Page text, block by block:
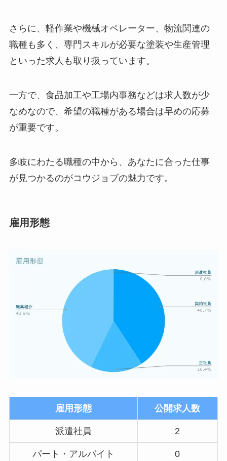
さらに、軽作業や機械オペレーター、物流関連の
職種も多く、専門スキルが必要な塗装や生産管理
といった求人も取り扱っています。
一方で、食品加工や工場内事務などは求人数が少
なめなので、希望の職種がある場合は早めの応募
が重要です。
多岐にわたる職種の中から、あなたに合った仕事
が見つかるのがコウジョブの魅力です。
雇用形態
雇用形態 公開求人数
派遣社員 2
パート・アルバイト 0